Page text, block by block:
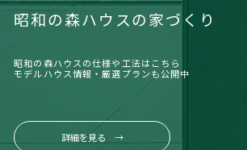
昭和の森ハウスの家づくり
昭和の森ハウスの仕様や工法はこちら
モデルハウス情報・厳選プランも公開中
詳細を見る →